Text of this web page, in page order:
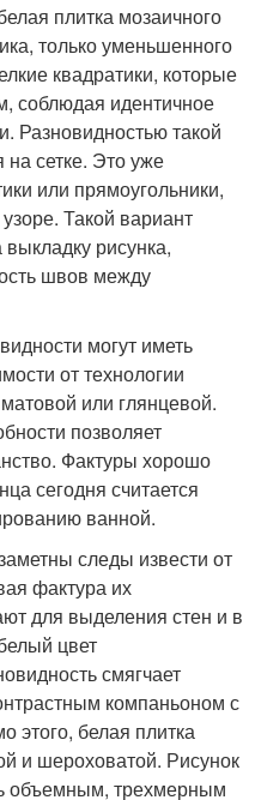
плитка мозаичного
только уменьшенного
квадратики, которые
соблюдая идентичное
Разновидностью такой
сетке. Это уже
или прямоугольники,
Такой вариант
рисунка,
швов между
могут иметь
от технологии
или глянцевой.
позволяет
Фактуры хорошо
сегодня считается
ванной.
следы извести от
фактура их
для выделения стен и в
цвет
смягчает
компаньоном с
этого, белая плитка
и шероховатой. Рисунок
объемным, трехмерным